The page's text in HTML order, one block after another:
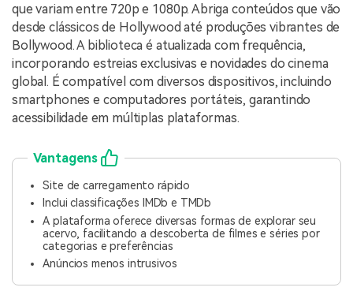
que variam entre 720p e 1080p. Abriga conteúdos que vão
desde clássicos de Hollywood até produções vibrantes de
Bollywood. A biblioteca é atualizada com frequência,
incorporando estreias exclusivas e novidades do cinema
global. É compatível com diversos dispositivos, incluindo
smartphones e computadores portáteis, garantindo
acessibilidade em múltiplas plataformas.
Vantagens
Site de carregamento rápido
Inclui classificações IMDb e TMDb
A plataforma oferece diversas formas de explorar seu
acervo, facilitando a descoberta de filmes e séries por
categorias e preferências
Anúncios menos intrusivos